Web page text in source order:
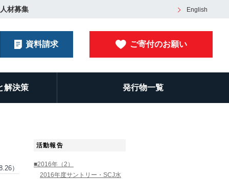
人材募集 English
資料請求 ご寄付のお願い
解決策 発行物一覧
）
活動報告
■2016年（2）
2016年度サントリー・SCJ水